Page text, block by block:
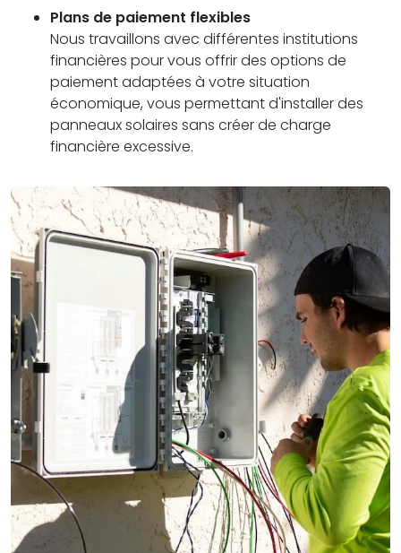
Plans de paiement flexibles
Nous travaillons avec différentes institutions
financières pour vous offrir des options de
paiement adaptées à votre situation
économique, vous permettant d'installer des
panneaux solaires sans créer de charge
financière excessive.